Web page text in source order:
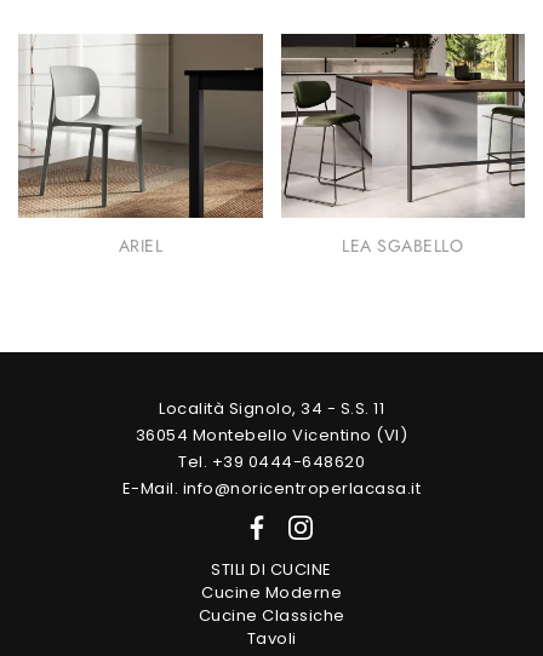
ARIEL LEA SGABELLO
Località Signolo, 34 - S.S. 11
36054 Montebello Vicentino (VI)
Tel. +39 0444-648620
E-Mail. info@noricentroperlacasa.it
STILI DI CUCINE
Cucine Moderne
Cucine Classiche
Tavoli